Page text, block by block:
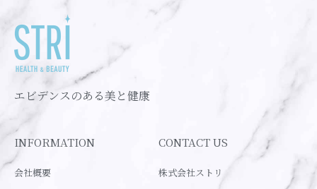
エビデンスのある美と健康
INFORMATION
会社概要
CONTACT US
株式会社ストリ